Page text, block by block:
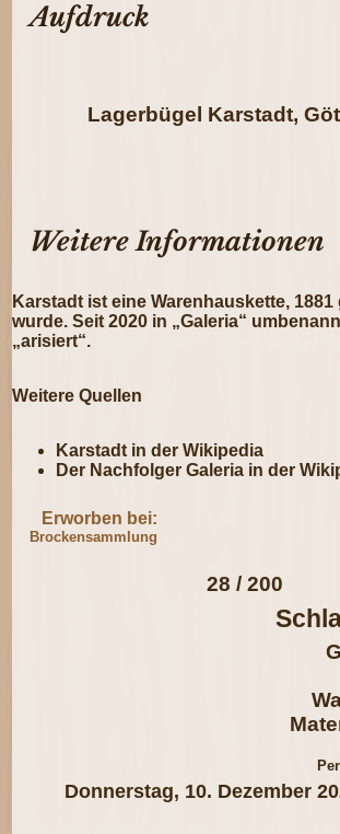
Aufdruck
Lagerbügel Karstadt,
Weitere Informationen
Erworben bei:
Brockensammlung
Karstadt ist eine Warenhauskette,
wurde. Seit 2020 in „Galeria“
„arisiert“.
Weitere Quellen
Karstadt in der Wikipedia
Der NachfolgerGaleria in der
Donnerstag, 10. Dezember
28 / 200